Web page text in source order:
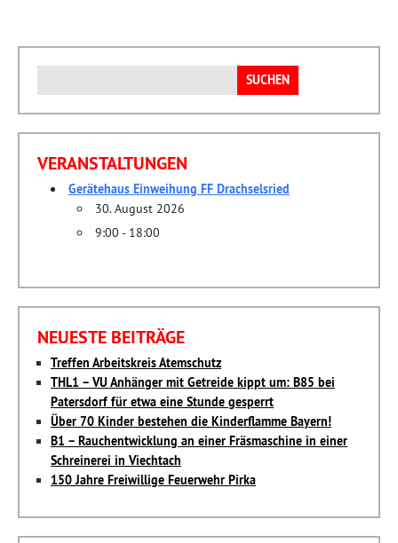
nach:
VERANSTALTUNGEN
Gerätehaus Einweihung FF Drachselsried
30. August 2026
9:00 - 18:00
NEUESTE BEITRÄGE
Treffen Arbeitskreis Atemschutz
THL1 – VU Anhänger mit Getreide kippt um: B85 bei
Patersdorf für etwa eine Stunde gesperrt
Über 70 Kinder bestehen die Kinderflamme Bayern!
B1 – Rauchentwicklung an einer Fräsmaschine in einer
Schreinerei in Viechtach
150 Jahre Freiwillige Feuerwehr Pirka